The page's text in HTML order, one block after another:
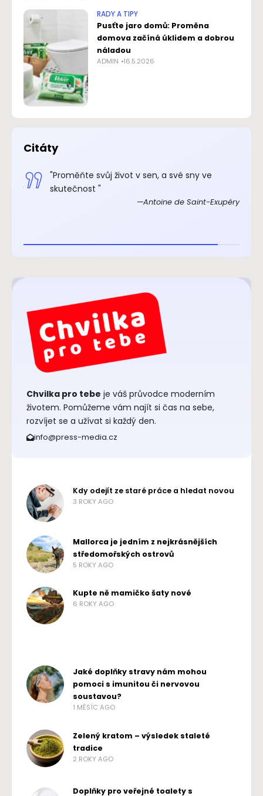
RADY A TIPY
Pusťte jaro domů: Proměna
domova začíná úklidem a dobrou
náladou
ADMIN 16.5.2026
Citáty
"Proměňte svůj život v sen, a své sny ve
skutečnost "
Antoine de Saint-Exupéry
Chvilka pro tebe je váš průvodce moderním
životem. Pomůžeme vám najít si čas na sebe,
rozvíjet se a užívat si každý den.
info@press-media.cz
Kdy odejít ze staré práce a hledat novou
3 ROKY AGO
Mallorca je jedním z nejkrásnějších
středomořských ostrovů
5 ROKY AGO
Kupte ně mamičko šaty nové
6 ROKY AGO
Jaké doplňky stravy nám mohou
pomoci s imunitou či nervovou
soustavou?
1 MĚSÍC AGO
Zelený kratom – výsledek staleté
tradice
2 ROKY AGO
Doplňky pro veřejné toalety s